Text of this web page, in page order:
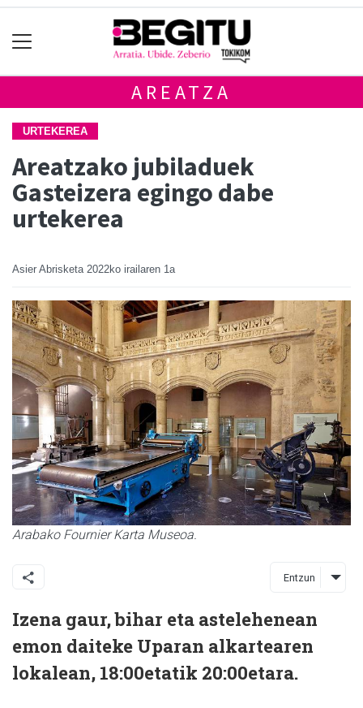
AREATZA
URTEKEREA
Areatzako jubiladuek
Gasteizera egingo dabe
urtekerea
Asier Abrisketa 2022ko irailaren 1a
Arabako Fournier Karta Museoa.
Entzun
Izena gaur, bihar eta astelehenean
emon daiteke Uparan alkartearen
lokalean, 18:00etatik 20:00etara.